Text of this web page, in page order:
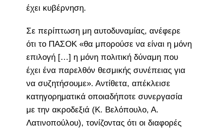
έχει κυβέρνηση.
Σε περίπτωση μη αυτοδυναμίας, ανέφερε
ότι το ΠΑΣΟΚ «θα μπορούσε να είναι η μόνη
επιλογή […] η μόνη πολιτική δύναμη που
έχει ένα παρελθόν θεσμικής συνέπειας για
να συζητήσουμε». Αντίθετα, απέκλεισε
κατηγορηματικά οποιαδήποτε συνεργασία
με την ακροδεξιά (Κ. Βελόπουλο, Α.
Λατινοπούλου), τονίζοντας ότι οι διαφορές